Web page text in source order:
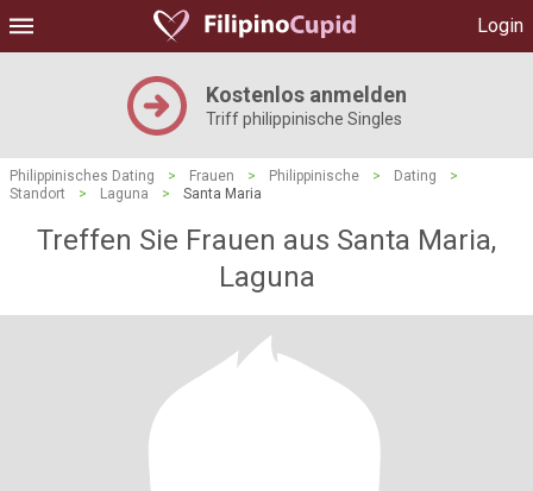
Login
Kostenlos anmelden
Triff philippinische Singles
Philippinisches Dating > Frauen > Philippinische > Dating
>
Standort
> Laguna > Santa Maria
Treffen Sie Frauen aus Santa Maria,
Laguna